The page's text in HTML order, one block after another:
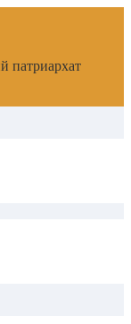
патриархат